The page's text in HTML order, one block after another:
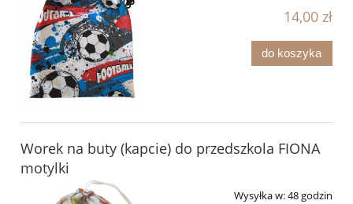
14,00 zł
do koszyka
Worek na buty (kapcie) do przedszkola FIONA
motylki
Wysyłka w:48 godzin